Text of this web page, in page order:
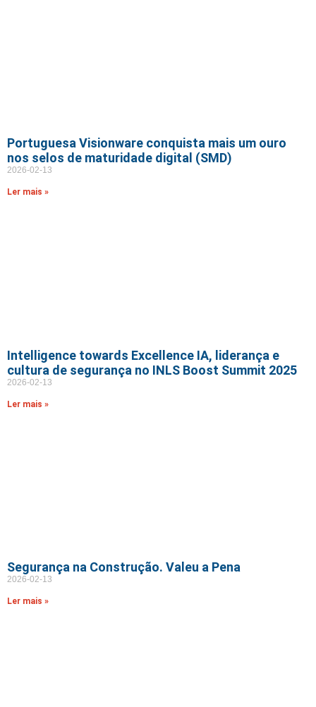
Portuguesa Visionware conquista mais um ouro
nos selos de maturidade digital (SMD)
2026-02-13
Ler mais »
Intelligence towards Excellence IA, liderança e
cultura de segurança no INLS Boost Summit 2025
2026-02-13
Ler mais »
Segurança na Construção. Valeu a Pena
2026-02-13
Ler mais »